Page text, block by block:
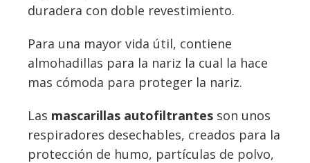
duradera con doble revestimiento.
Para una mayor vida útil, contiene
almohadillas para la nariz la cual la hace
mas cómoda para proteger la nariz.
Las mascarillas autofiltrantes son unos
respiradores desechables, creados para la
protección de humo, partículas de polvo,